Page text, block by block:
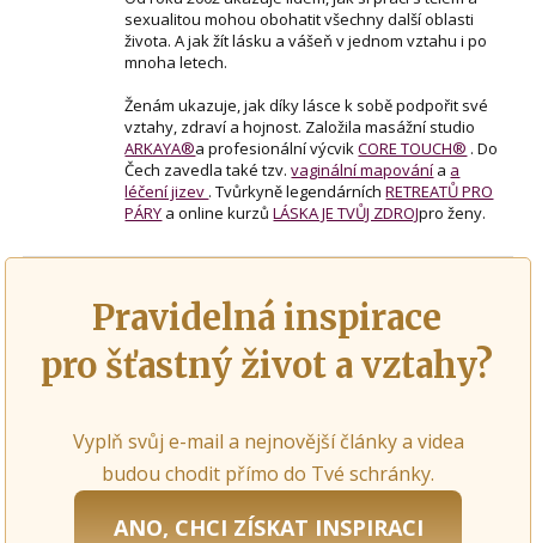
sexualitou mohou obohatit všechny další oblasti
života. A jak žít lásku a vášeň v jednom vztahu i po
mnoha letech.
Ženám ukazuje, jak díky lásce k sobě podpořit své
vztahy, zdraví a hojnost. Založila masážní studio
ARKAYA®a profesionální výcvikCORE TOUCH® . Do
Čech zavedla také tzv.vaginální mapování a a
léčení jizev . Tvůrkyně legendárníchRETREATŮ PRO
PÁRY a online kurzůLÁSKA JE TVŮJ ZDROJpro ženy.
Pravidelná inspirace
pro šťastný život a vztahy?
Vyplň svůj e-mail a nejnovější články a videa
budou chodit přímo do Tvé schránky.
ANO, CHCI ZÍSKAT INSPIRACI